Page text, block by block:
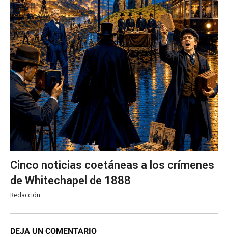
Cinco noticias coetáneas a los crímenes
de Whitechapel de 1888
Redacción
DEJA UN COMENTARIO